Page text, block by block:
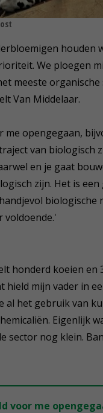
houden
We ploegen
meeste
Van Middelaar.
me opengegaan,
van biologisch
en je gaat
zijn. Het is
voldoende.'
honderd koeien
hield mijn vader in
al het gebruik van
Eigenlijk
sector nog klein.
voor me